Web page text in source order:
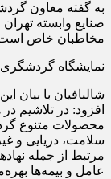
به گفته معاون
صنایع وابسته
مخاطبان خاص
نمایشگاه
شالبافیان با بیان
افزود: در تلاشیم
محصولات متنوع
سلامت، دریایی و
مرتبط از جمله
عامل و بیمه‌ها